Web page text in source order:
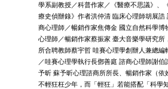
學系副教授／科普作家／《醫療不思議》、
療史偵辦錄》作者洪仲清 臨床心理師胡展誥
商心理師／暢銷作家焦傳金 國立自然科學博
心理師／暢銷作家蔡振家 臺大音樂學研究所
所合聘教師蔡宇哲 哇賽心理學創辦人兼總編
／哇賽心理學執行長鄧善庭 諮商心理師謝伯
予昕 蘇予昕心理諮商所所長、暢銷作家（
不輕狂枉少年，而「輕狂」若能搭配「科學